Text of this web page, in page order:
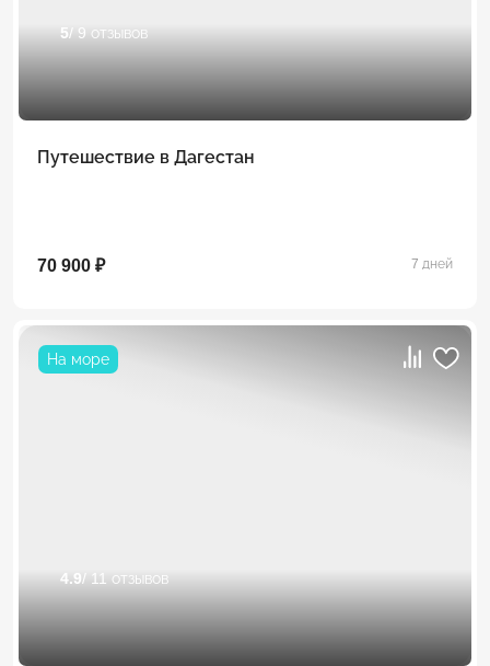
5/ 9 отзывов
Путешествие в Дагестан
70 900 ₽ 7 дней
На море
4.9 / 11 отзывов